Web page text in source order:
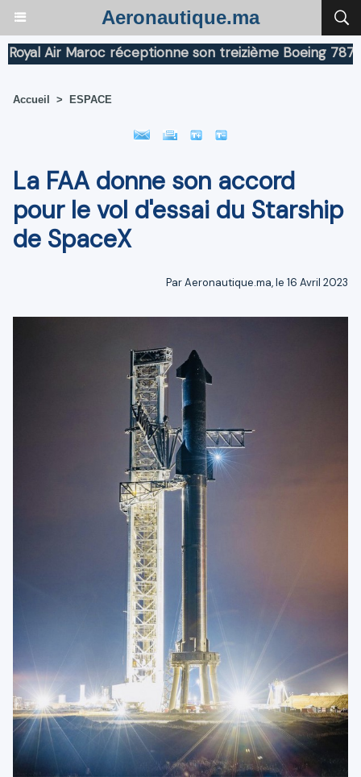
Aeronautique.ma
Air Maroc réceptionne son treizième Boeing 787
Accueil > ESPACE
La FAA donne son accord
pour le vol d'essai du Starship
de SpaceX
Par Aeronautique.ma, le 16 Avril 2023